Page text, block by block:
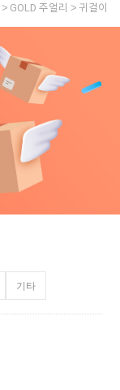
GOLD 주얼리 귀걸이
기타